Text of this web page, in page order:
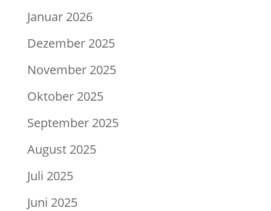
Januar 2026
Dezember 2025
November 2025
Oktober 2025
September 2025
August 2025
Juli 2025
Juni 2025